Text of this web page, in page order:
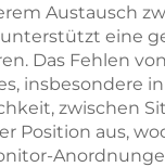
Austausch
eine
Das Fehlen
insbesondere
zwischen
Position aus,